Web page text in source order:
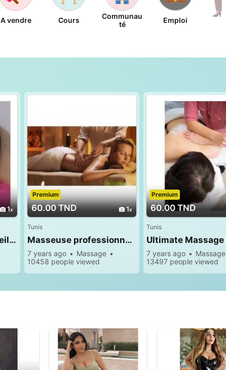
A vendre Cours
Communau
té
Emploi
1
Nouvelle masseuse Leila 26 232 232
60.00 TND 1
Premium
Tunis
Masseuse professionnelle 26 300 016
7 years ago
Massage
10458 people viewed
60.00 TND
Premium
Tunis
7 years ago
Massage
13497 people viewed